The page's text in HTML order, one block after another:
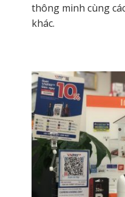
thông minh cùng
khác.